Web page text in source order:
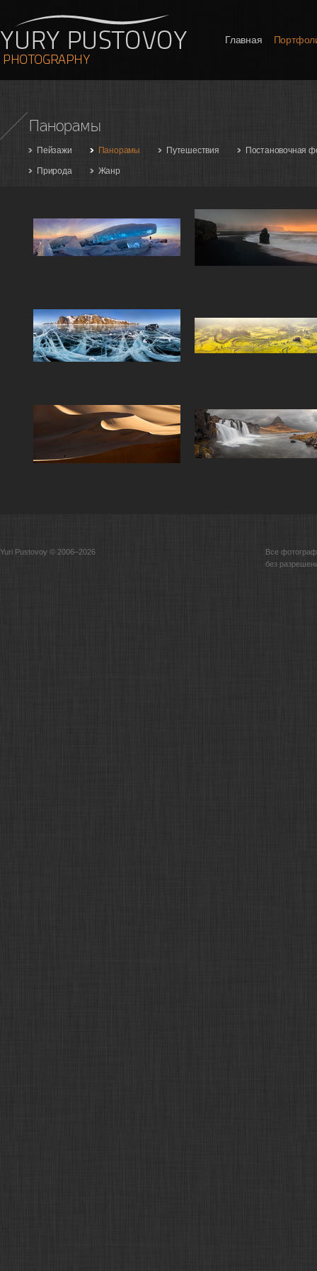
Главная
Панорамы
Пейзажи Панорамы Путешествия Постановочная
Природа Жанр
Yuri Pustovoy © 2006–2026
Все
без